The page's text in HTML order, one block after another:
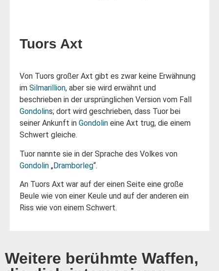
Tuors Axt
Von Tuors großer Axt gibt es zwar keine Erwähnung
im Silmarillion, aber sie wird erwähnt und
beschrieben in der ursprünglichen Version vom Fall
Gondolins; dort wird geschrieben, dass Tuor bei
seiner Ankunft in Gondolin eine Axt trug, die einem
Schwert gleiche.
Tuor nannte sie in der Sprache des Volkes von
Gondolin „Dramborleg“.
An Tuors Axt war auf der einen Seite eine große
Beule wie von einer Keule und auf der anderen ein
Riss wie von einem Schwert.
Weitere berühmte Waffen,